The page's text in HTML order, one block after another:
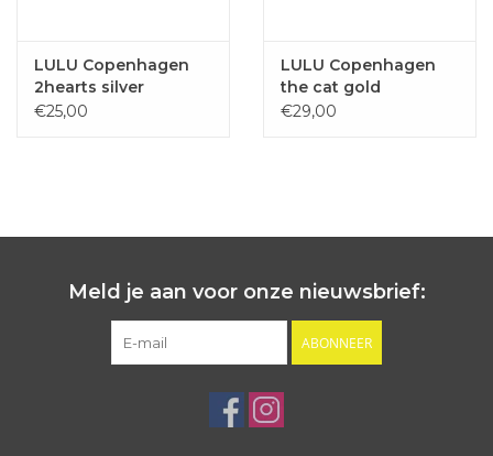
LULU Copenhagen
2hearts silver
€25,00
LULU Copenhagen
the cat gold
€29,00
Meld je aan voor onze nieuwsbrief:
ABONNEER